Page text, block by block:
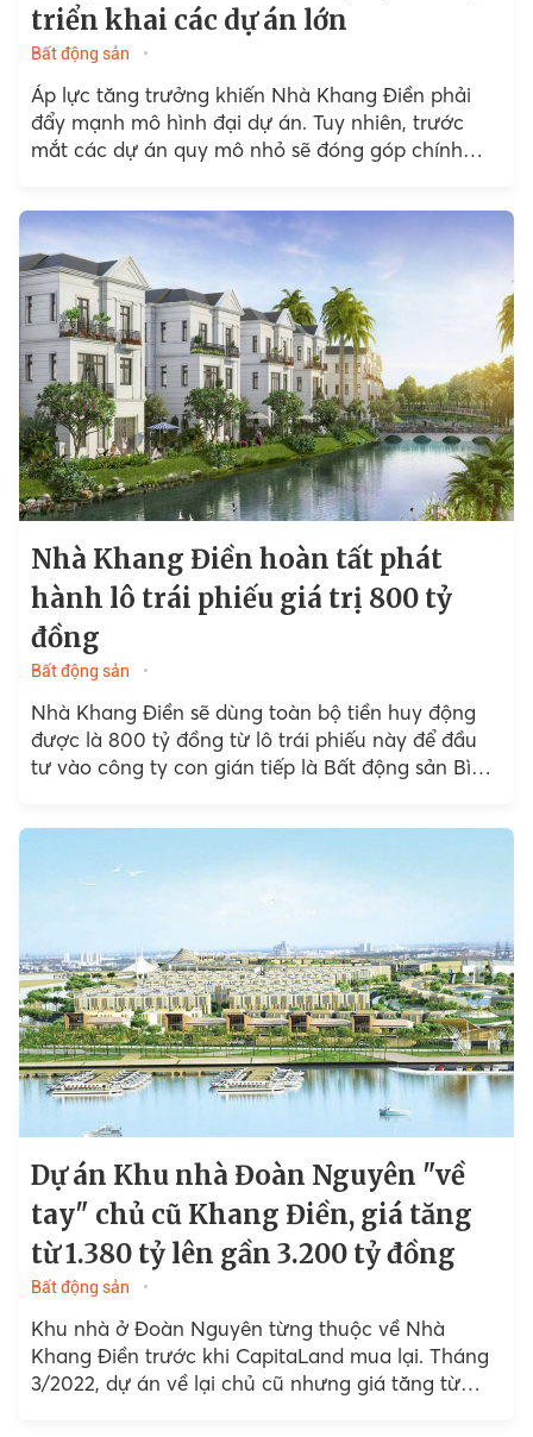
triển khai các dự án lớn
Bất động sản
Áp lực tăng trưởng khiến Nhà Khang Điền phải
đẩy mạnh mô hình đại dự án. Tuy nhiên, trước
mắt các dự án quy mô nhỏ sẽ đóng góp chính
Nhà Khang Điền hoàn tất phát
hành lô trái phiếu giá trị 800 tỷ
đồng
Bất động sản
Nhà Khang Điền sẽ dùng toàn bộ tiền huy động
được là 800 tỷ đồng từ lô trái phiếu này để đầu
tư vào công ty con gián tiếp là Bất động sản Bình
Dự án Khu nhà Đoàn Nguyên "về
tay" chủ cũ Khang Điền, giá tăng
từ 1.380 tỷ lên gần 3.200 tỷ đồng
Bất động sản
Khu nhà ở Đoàn Nguyên từng thuộc về Nhà
Khang Điền trước khi CapitaLand mua lại. Tháng
3/2022, dự án về lại chủ cũ nhưng giá tăng từ